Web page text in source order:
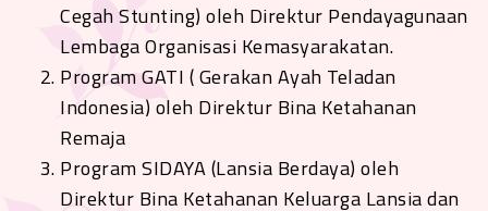
Cegah Stunting) oleh Direktur Pendayagunaan
Lembaga Organisasi Kemasyarakatan.
Program GATI ( Gerakan Ayah Teladan
Indonesia) oleh Direktur Bina Ketahanan
Remaja
Program SIDAYA (Lansia Berdaya) oleh
Direktur Bina Ketahanan Keluarga Lansia dan